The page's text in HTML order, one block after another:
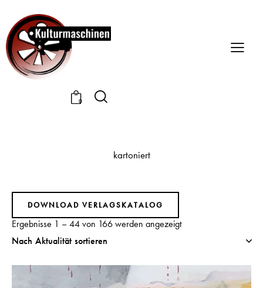
0
kartoniert
DOWNLOAD VERLAGSKATALOG
Ergebnisse 1 – 44 von 166 werden angezeigt